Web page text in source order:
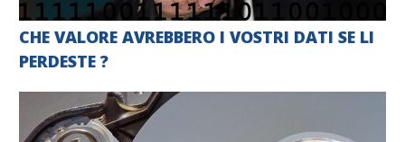
CHE VALORE AVREBBERO I VOSTRI DATI SE LI
PERDESTE ?